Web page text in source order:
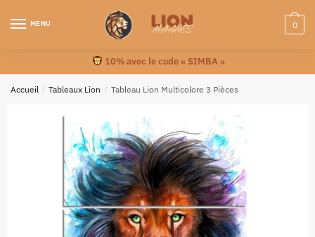
MENU 0
10% avec le code « SIMBA »
Accueil / Tableaux Lion / Tableau Lion Multicolore 3 Pièces